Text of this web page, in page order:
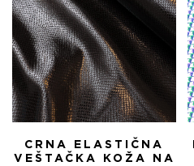
CRNA ELASTIČNA
VEŠTAČKA KOŽA NA